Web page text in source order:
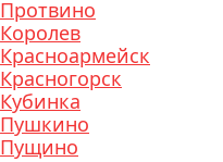
Протвино
Королев
Красноармейск
Красногорск
Кубинка
Пушкино
Пущино